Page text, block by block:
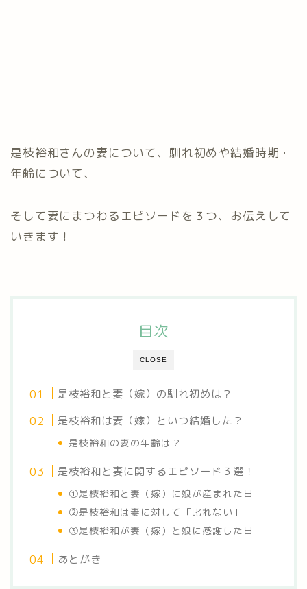
是枝裕和さんの妻について、馴れ初めや結婚時期・
年齢について、
そして妻にまつわるエピソードを３つ、お伝えして
いきます！
CLOSE
目次
是枝裕和と妻（嫁）の馴れ初めは？
是枝裕和は妻（嫁）といつ結婚した？
是枝裕和の妻の年齢は？
是枝裕和と妻に関するエピソード３選！
①是枝裕和と妻（嫁）に娘が産まれた日
②是枝裕和は妻に対して「叱れない」
③是枝裕和が妻（嫁）と娘に感謝した日
あとがき